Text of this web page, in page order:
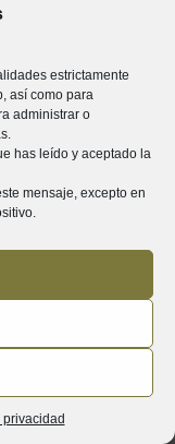
estrictamente
así como para
administrar o
.
has leído y aceptado la
mensaje, excepto en